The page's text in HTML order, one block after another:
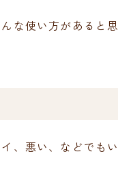
な使い方があると
、悪い、などでもい